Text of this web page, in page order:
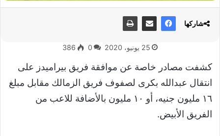
25 يونيو، 2020 0
386
كشفت مصادر خاصة عن موافقة فريق بيراميدز على
انتقال عبدالله بكرى لصفوف فريق الزمالك مقابل مبلغ
١٦ مليون جنيه، أو ١٠ مليون بالأضافة للاعب من
الفريق الأبيض.
شاركها